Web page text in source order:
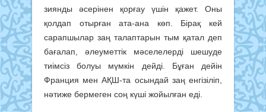
зиянды әсерінен қорғау үшін қажет. Оны
қолдап отырған ата-ана көп. Бірақ кей
сарапшылар заң талаптарын тым қатал деп
бағалап, әлеуметтік мәселелерді шешуде
тиімсіз болуы мүмкін дейді. Бұған дейін
Франция мен АҚШ-та осындай заң енгізіліп,
нәтиже бермеген соң күші жойылған еді.